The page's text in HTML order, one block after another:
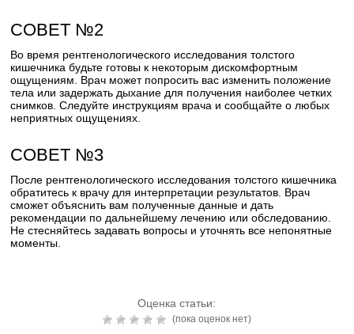
СОВЕТ №2
Во время рентгенологического исследования толстого
кишечника будьте готовы к некоторым дискомфортным
ощущениям. Врач может попросить вас изменить положение
тела или задержать дыхание для получения наиболее четких
снимков. Следуйте инструкциям врача и сообщайте о любых
неприятных ощущениях.
СОВЕТ №3
После рентгенологического исследования толстого кишечника
обратитесь к врачу для интерпретации результатов. Врач
сможет объяснить вам полученные данные и дать
рекомендации по дальнейшему лечению или обследованию.
Не стесняйтесь задавать вопросы и уточнять все непонятные
моменты.
Оценка статьи:
(пока оценок нет)